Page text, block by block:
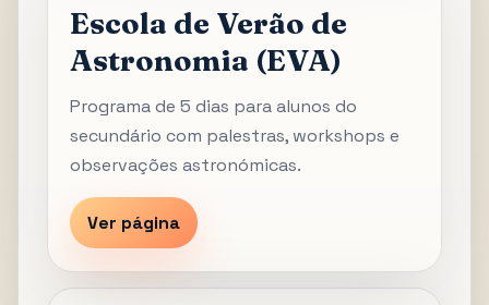
Escola de Verão de
Astronomia (EVA)
Programa de 5 dias para alunos do
secundário com palestras, workshops e
observações astronómicas.
Ver página